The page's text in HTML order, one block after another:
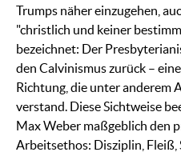
Trumps näher einzugehen,
"christlich und keiner
bezeichnet: Der
den Calvinismus zurück –
Richtung, die unter anderem
verstand. Diese Sichtweise
Max Weber maßgeblich den
Arbeitsethos: Disziplin, Fleiß,